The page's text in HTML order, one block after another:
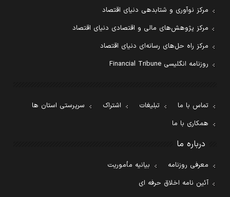
مرکز نوآوری و شتابدهی دنیای اقتصاد
مرکز پژوهش‌های مالی و اقتصادی دنیای اقتصاد
مرکز راه حل‌های رسانه‌ای دنیای اقتصاد
روزنامه انگلیسی Financial Tribune
تماس با ما تبلیغات اشتراک
سرپرستی استان ها
همکاری با ما
درباره ما
معرفی روزنامه
بیانیه مأموریت
آئین نامه اخلاق حرفه ای